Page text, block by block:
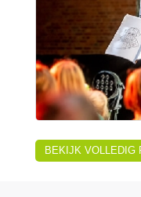
BEKIJK VOLLEDIG